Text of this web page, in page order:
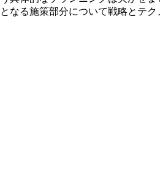
なる施策部分について戦略とテ